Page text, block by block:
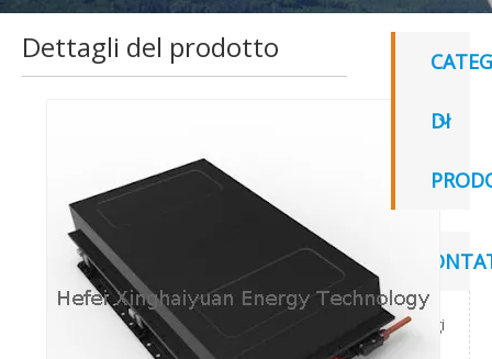
Dettagli del prodotto
DI
Aggi